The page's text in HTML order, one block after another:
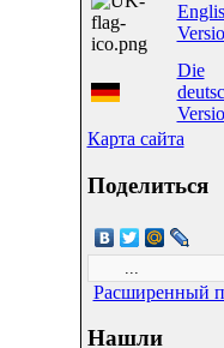
Die
Карта сайта
Поделиться
Расширенный
Нашли